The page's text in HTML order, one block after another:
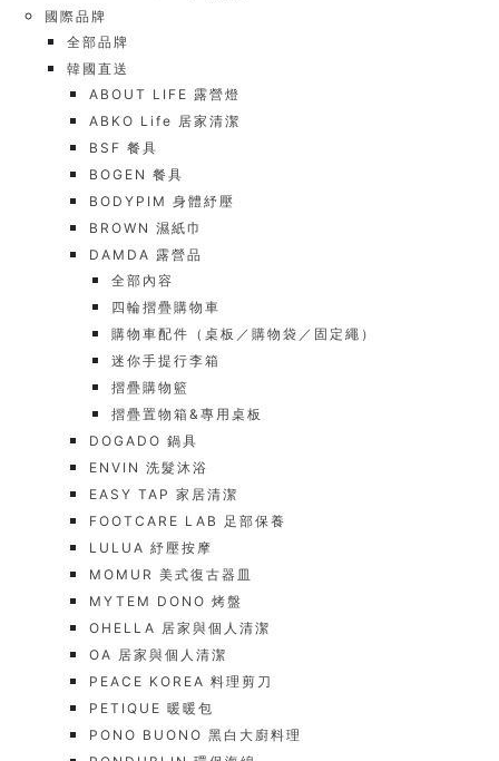
國際品牌
全部品牌
韓國直送
ABOUT LIFE 露營燈
ABKO Life 居家清潔
BSF 餐具
BOGEN 餐具
BODYPIM 身體紓壓
BROWN 濕紙巾
DAMDA 露營品
全部內容
四輪摺疊購物車
購物車配件（桌板／購物袋／固定繩）
迷你手提行李箱
摺疊購物籃
摺疊置物箱&專用桌板
DOGADO 鍋具
ENVIN 洗髮沐浴
EASY TAP 家居清潔
FOOTCARE LAB 足部保養
LULUA 紓壓按摩
MOMUR 美式復古器皿
MYTEM DONO 烤盤
OHELLA 居家與個人清潔
OA 居家與個人清潔
PEACE KOREA 料理剪刀
PETIQUE 暖暖包
PONO BUONO 黑白大廚料理